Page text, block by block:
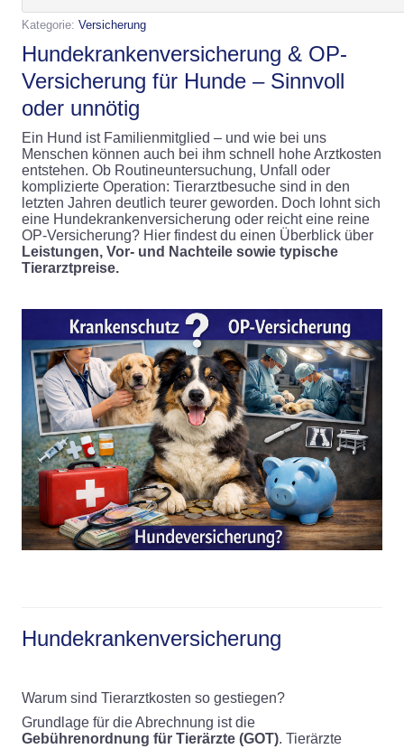
Kategorie: Versicherung
Hundekrankenversicherung & OP-
Versicherung für Hunde – Sinnvoll
oder unnötig
Ein Hund ist Familienmitglied – und wie bei uns
Menschen können auch bei ihm schnell hohe Arztkosten
entstehen. Ob Routineuntersuchung, Unfall oder
komplizierte Operation: Tierarztbesuche sind in den
letzten Jahren deutlich teurer geworden. Doch lohnt sich
eine Hundekrankenversicherung oder reicht eine reine
OP-Versicherung? Hier findest du einen Überblick über
Leistungen, Vor- und Nachteile sowie typische
Tierarztpreise.
Hundekrankenversicherung
Warum sind Tierarztkosten so gestiegen?
Grundlage für die Abrechnung ist die
Gebührenordnung für Tierärzte (GOT). Tierärzte